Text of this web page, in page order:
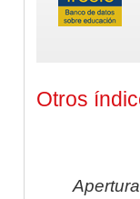
Otros
Apertura